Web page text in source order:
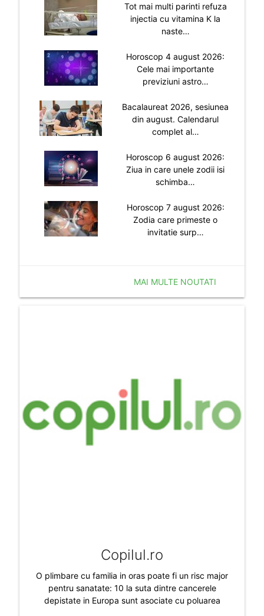
Tot mai multi parinti refuza
injectia cu vitamina K la
naste…
Horoscop 4 august 2026:
Cele mai importante
previziuni astro…
Bacalaureat 2026, sesiunea
din august. Calendarul
complet al…
Horoscop 6 august 2026:
Ziua in care unele zodii isi
schimba…
Horoscop 7 august 2026:
Zodia care primeste o
invitatie surp…
MAI MULTE NOUTATI
Copilul.ro
O plimbare cu familia in oras poate fi un risc major
pentru sanatate: 10 la suta dintre cancerele
depistate in Europa sunt asociate cu poluarea